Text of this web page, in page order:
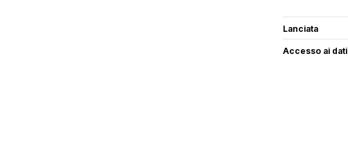
Lanciata
Accesso ai dati